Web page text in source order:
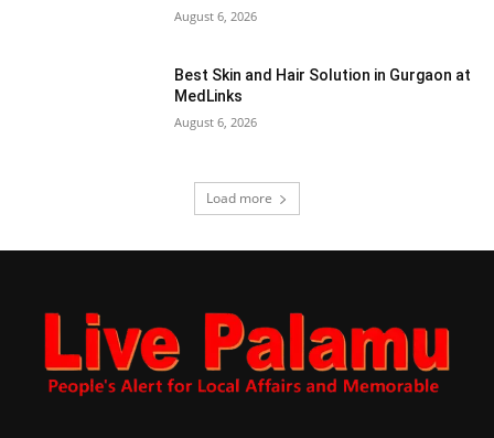
August 6, 2026
Best Skin and Hair Solution in Gurgaon at
MedLinks
August 6, 2026
Load more